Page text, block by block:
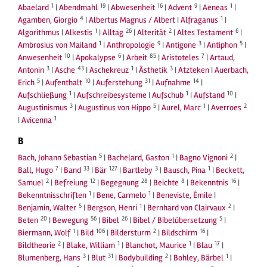
Abaelard 1 |Abendmahl 19 |Abwesenheit 16 |Advent 9 |Aeneas 1 |
Agamben, Giorgio 4 |Albertus Magnus / Albert |Alfraganus 1 |
Algorithmus |Alkestis 1 |Alltag 26 |Alterität 2 |Altes Testament 6 |
Ambrosius von Mailand 1 |Anthropologie 9 |Antigone 3 |Antiphon 5 |
Anwesenheit 10 |Apokalypse 6 |Arbeit 85 |Aristoteles 7 |Artaud,
Antonin 3 |Asche 43 |Aschekreuz 1 |Ästhetik 3 |Atzteken |Auerbach,
Erich 5 |Aufenthalt 10 |Auferstehung 31 |Aufnahme 14 |
Aufschließung 1 |Aufschreibesysteme |Aufschub 1 |Aufstand 10 |
Augustinismus 3 |Augustinus von Hippo 5 |Aurel, Marc 1 |Averroes 2
|Avicenna 1
B
Bach, Johann Sebastian 5 | Bachelard, Gaston 1 | Bagno Vignoni 2 |
Ball, Hugo 7 | Band 33 | Bär 127 | Bartleby 3 | Bausch, Pina 1 | Beckett,
Samuel 2 | Befreiung 12 | Begegnung 28 | Beichte 8 | Bekenntnis 16 |
Bekenntnisschriften 1 | Bene, Carmelo 1 | Beneviste, Émile |
Benjamin, Walter 5 | Bergson, Henri 1 | Bernhard von Clairvaux 2 |
Beten 20 | Bewegung 56 | Bibel 26 | Bibel / Bibelübersetzung 5 |
Biermann, Wolf 1 | Bild 106 | Bildersturm 2 | Bildschirm 16 |
Bildtheorie 2 | Blake, William 1 | Blanchot, Maurice 1 | Blau 17 |
Blumenberg, Hans 3 | Blut 31 | Bodybuilding 2 | Bohley, Bärbel 1 |